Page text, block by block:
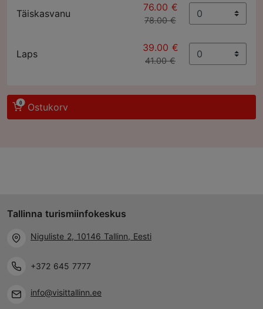
Täiskasvanu
76.00 €
78.00 €
Laps
39.00 €
41.00 €
0 Ostukorv
Tallinna turismiinfokeskus
Niguliste 2, 10146 Tallinn, Eesti
+372 645 7777
info@visittallinn.ee